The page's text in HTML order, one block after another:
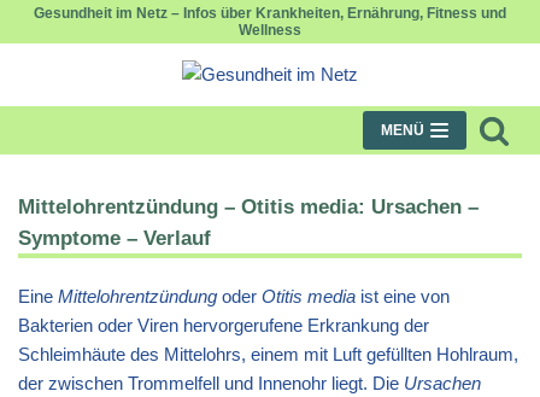
Gesundheit im Netz – Infos über Krankheiten, Ernährung, Fitness und
Wellness
MENÜ
Mittelohrentzündung – Otitis media: Ursachen –
Symptome – Verlauf
Eine Mittelohrentzündung oder Otitis media ist eine von
Bakterien oder Viren hervorgerufene Erkrankung der
Schleimhäute des Mittelohrs, einem mit Luft gefüllten Hohlraum,
der zwischen Trommelfell und Innenohr liegt. Die Ursachen